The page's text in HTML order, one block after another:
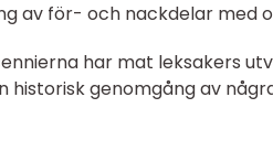
av för- och nackdelar med
har mat leksakers
historisk genomgång av